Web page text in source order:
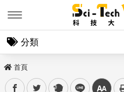
分類
首頁
facebooktwitter plurk line 中